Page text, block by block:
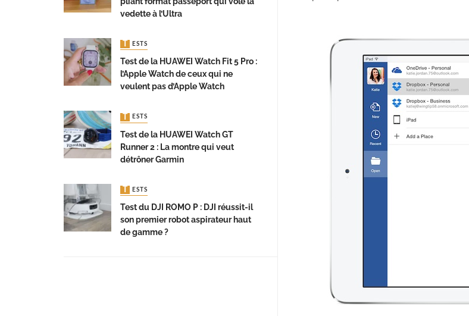
vedette à l’Ultra
TESTS
Test de la HUAWEI Watch Fit 5 Pro :
l’Apple Watch de ceux qui ne
veulent pas d’Apple Watch
TESTS
Test de la HUAWEI Watch GT
Runner 2 : La montre qui veut
détrôner Garmin
TESTS
Test du DJI ROMO P : DJI réussit-il
son premier robot aspirateur haut
de gamme ?